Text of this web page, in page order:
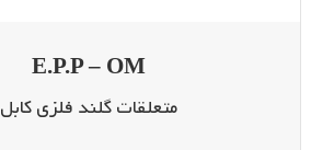
E.P.P – OM
متعلقات گلند فلزی کابل